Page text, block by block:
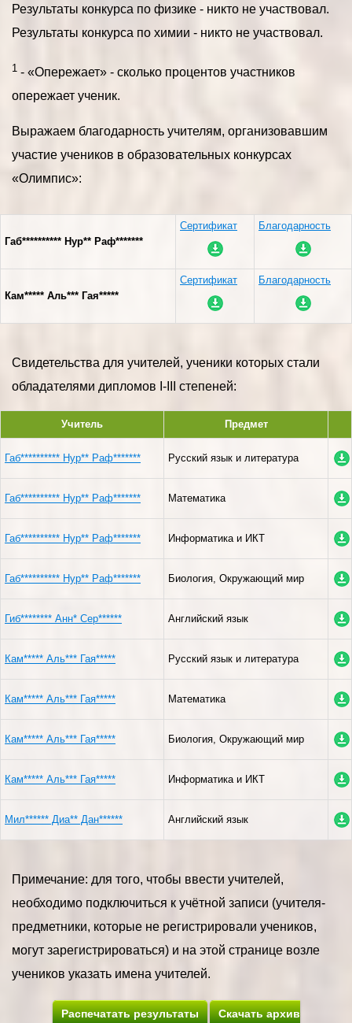
Результаты конкурса по физике - никто не участвовал.
Результаты конкурса по химии - никто не участвовал.
1 - «Опережает» - сколько процентов участников
опережает ученик.
Выражаем благодарность учителям, организовавшим
участие учеников в образовательных конкурсах
«Олимпис»:
Габ********** Нур** Раф*******
Сертификат Благодарность
Кам***** Аль*** Гая*****
Сертификат Благодарность
Свидетельства для учителей, ученики которых стали
обладателями дипломов I-III степеней:
Учитель Предмет
Габ********** Нур** Раф******* Русский язык и литература
Габ********** Нур** Раф******* Математика
Габ********** Нур** Раф******* Информатика и ИКТ
Габ********** Нур** Раф******* Биология, Окружающий мир
Гиб******** Анн* Сер****** Английский язык
Кам***** Аль*** Гая***** Русский язык и литература
Кам***** Аль*** Гая***** Математика
Кам***** Аль*** Гая***** Биология, Окружающий мир
Кам***** Аль*** Гая***** Информатика и ИКТ
Мил****** Диа** Дан****** Английский язык
Примечание: для того, чтобы ввести учителей,
необходимо подключиться к учётной записи (учителя-
предметники, которые не регистрировали учеников,
могут зарегистрироваться) и на этой странице возле
учеников указать имена учителей.
Распечатать результаты Скачать архив